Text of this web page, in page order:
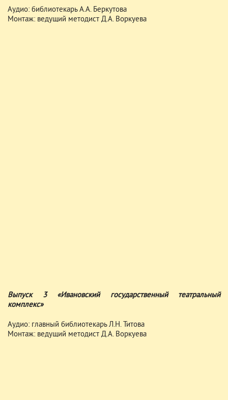
Аудио: библиотекарь А.А. Беркутова
Монтаж: ведущий методист Д.А. Воркуева
Выпуск 3 «Ивановский государственный театральный
комплекс»
Аудио: главный библиотекарь Л.Н. Титова
Монтаж: ведущий методист Д.А. Воркуева